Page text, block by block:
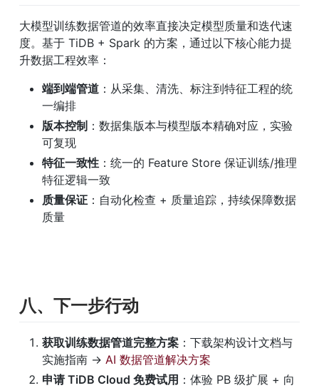
大模型训练数据管道的效率直接决定模型质量和迭代速
度。基于 TiDB + Spark 的方案，通过以下核心能力提
升数据工程效率：
端到端管道 ：从采集、清洗、标注到特征工程的统
一编排
版本控制 ：数据集版本与模型版本精确对应，实验
可复现
特征一致性 ：统一的 Feature Store 保证训练/推理
特征逻辑一致
质量保证 ：自动化检查 + 质量追踪，持续保障数据
质量
八、下一步行动
获取训练数据管道完整方案 ：下载架构设计文档与
实施指南 → AI 数据管道解决方案
申请 TiDB Cloud 免费试用 ：体验 PB 级扩展 + 向